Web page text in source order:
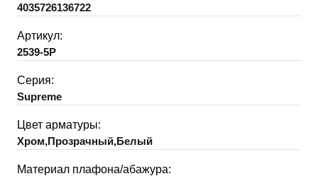
4035726136722
Артикул:
2539-5P
Серия:
Supreme
Цвет арматуры:
Хром,Прозрачный,Белый
Материал плафона/абажура: